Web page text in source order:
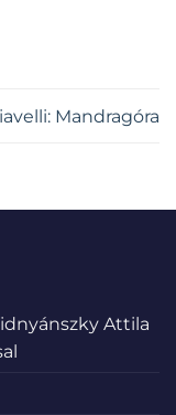
Mandragóra
Attila